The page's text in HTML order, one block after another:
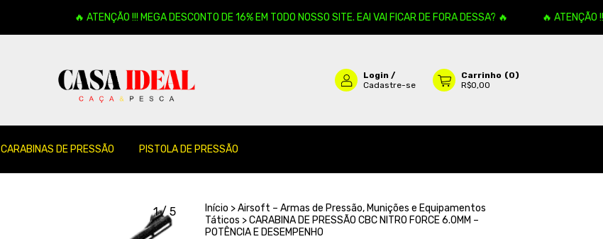
🔥 ATENÇÃO !!! MEGA DESCONTO DE 16% EM TODO NOSSO SITE. EAI VAI FICAR DE FORA DESSA? 🔥 🔥 ATENÇÃO !!!
Login /
Cadastre-se
Carrinho (0)
R$0,00
CARABINAS DE PRESSÃO PISTOLA DE PRESSÃO
1/ 5 Início >Airsoft – Armas de Pressão, Munições e Equipamentos
Táticos >CARABINA DE PRESSÃO CBC NITRO FORCE 6.0MM –
POTÊNCIA E DESEMPENHO